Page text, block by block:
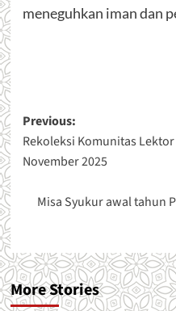
meneguhkan iman dan
Post
navigation
Previous:
Rekoleksi Komunitas
November 2025
Misa Syukur awal tahun
More Stories